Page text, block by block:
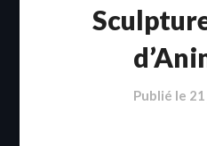
Publié le